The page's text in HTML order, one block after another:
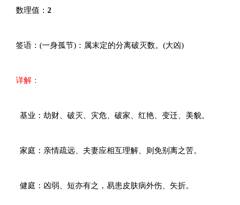
数理值： 2
签语：(一身孤节)：属末定的分离破灭数。(大凶)
详解：
基业：劫财、破灭、灾危、破家、红艳、变迁、美貌。
家庭：亲情疏远、夫妻应相互理解、则免别离之苦。
健庭：凶弱、短亦有之，易患皮肤病外伤、矢折。